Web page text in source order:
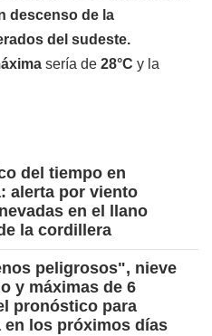
descenso de la
del sudeste.
sería de 28°C y la
del tiempo en
alerta por viento
en el llano
la cordillera
peligrosos", nieve
y máximas de 6
pronóstico para
en los próximos días